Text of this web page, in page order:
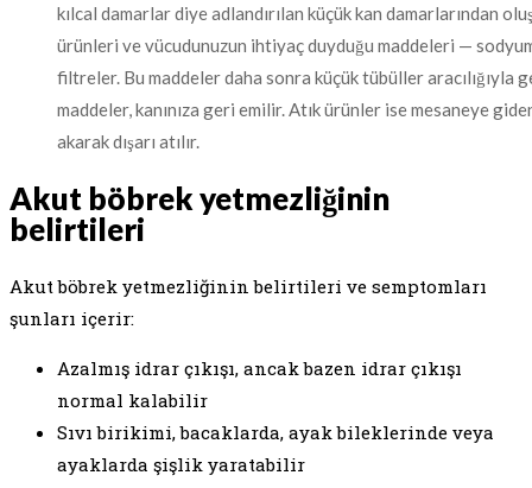
kılcal damarlar diye adlandırılan küçük kan damarlarından
ürünleri ve vücudunuzun ihtiyaç duyduğu maddeleri —
filtreler. Bu maddeler daha sonra küçük tübüller aracılığıyla
maddeler, kanınıza geri emilir. Atık ürünler ise mesaneye
akarak dışarı atılır.
Akut böbrek yetmezliğinin
belirtileri
Akut böbrek yetmezliğinin belirtileri ve semptomları
şunları içerir:
Azalmış idrar çıkışı, ancak bazen idrar çıkışı
normal kalabilir
Sıvı birikimi, bacaklarda, ayak bileklerinde veya
ayaklarda şişlik yaratabilir